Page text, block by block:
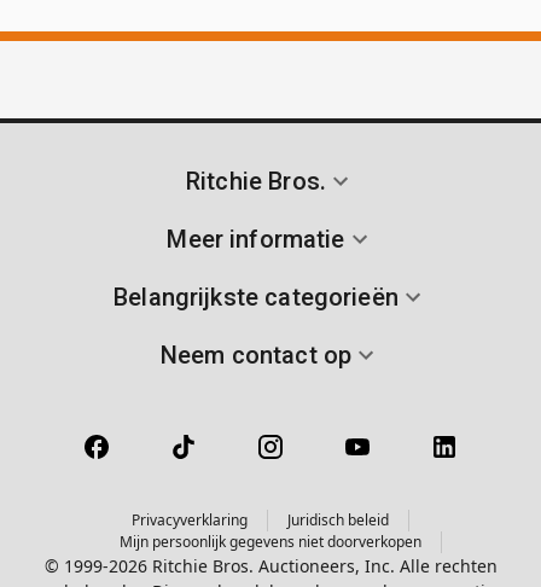
Ritchie Bros.
Meer informatie
Belangrijkste categorieën
Neem contact op
Privacyverklaring
Juridisch beleid
Mijn persoonlijk gegevens niet doorverkopen
© 1999-2026 Ritchie Bros. Auctioneers, Inc. Alle rechten